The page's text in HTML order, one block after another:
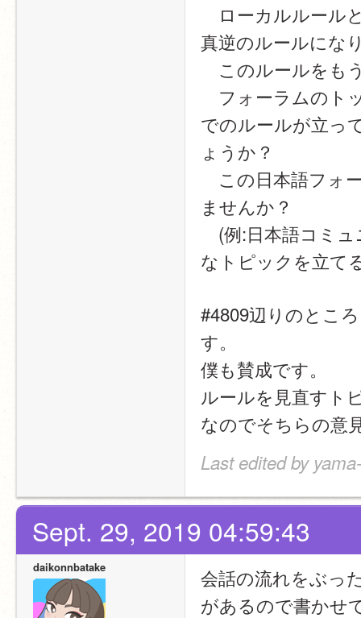
ローカルルール
真逆のルールにな
このルールをも
フォーラムのト
でのルールが立っ
ょうか？
この日本語フォ
ませんか？
(例:日本語コミ
なトピックを立て
#4809辺りのとこ
す。
僕も賛成です。
ルールを見直すト
なのでそちらの意
Last edited by
Sept. 29, 2019 04:59:43
daikonnbatake
会話の流れをぶっ
があるので書かせ